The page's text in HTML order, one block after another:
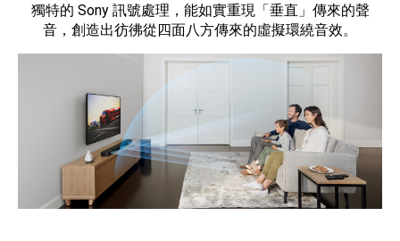
獨特的 Sony 訊號處理，能如實重現「垂直」傳來的聲
音，創造出彷彿從四面八方傳來的虛擬環繞音效。